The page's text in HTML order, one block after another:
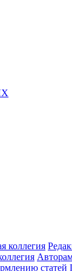
коллегия
статей